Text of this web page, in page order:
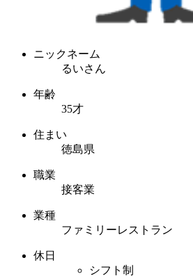
ニックネーム
るいさん
年齢
35才
住まい
徳島県
職業
接客業
業種
ファミリーレストラン
休日
シフト制